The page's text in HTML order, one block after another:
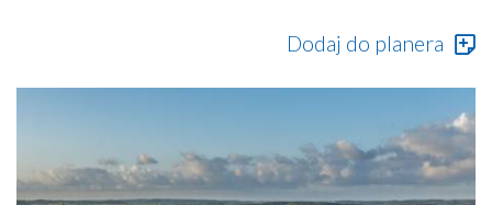
Dodaj do planera